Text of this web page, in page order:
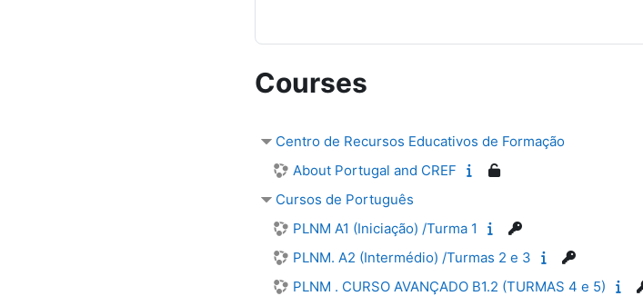
Courses
Centro de Recursos Educativos de Formação
About Portugal and CREF
Cursos de Português
PLNM A1 (Iniciação) /Turma 1
PLNM. A2 (Intermédio) /Turmas 2 e 3
PLNM . CURSO AVANÇADO B1.2 (TURMAS 4 e 5)